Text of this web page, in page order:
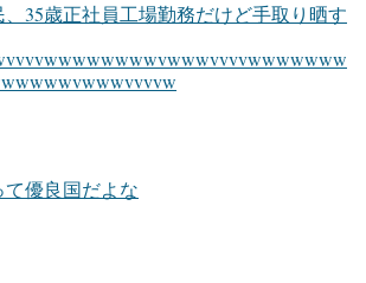
、35歳正社員工場勤務だけど手取り晒す
優良国だよな